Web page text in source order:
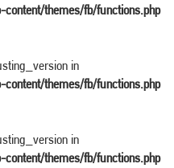
themes/fb/functions.php
in
themes/fb/functions.php
in
themes/fb/functions.php